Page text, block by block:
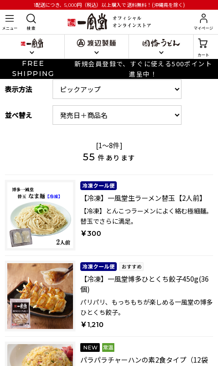
1配送につき、5,000円 （税込）以上購入で送料無料！(沖縄県を除く)
メニュー 検 索 マイページ
カート
FREE
SHIPPING
新規会員登録で、すぐに使える500ポイント
進呈中！
表示方法
並べ替え
[1～8件]
55 件あります
【冷凍】一風堂生ラーメン替玉【2人前】
【冷凍】とんこつラーメンによく絡む極細麺。
替玉でさらに満足。
￥300
【冷凍】一風堂博多ひとくち餃子450g(36
個)
パリパリ、もっちもちが楽しめる一風堂の博多
ひとくち餃子。
￥1,210
パラパラチャーハンの素2食タイプ（12袋